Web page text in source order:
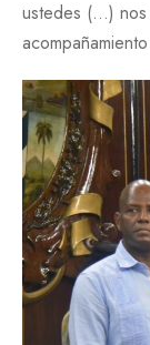
ustedes (…) nos